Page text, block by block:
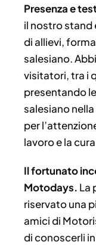
Presenza e
il nostro stand
di allievi,
salesiano.
visitatori, tra i
presentando
salesiano
per
lavoro e la
Il fortunato
Motodays. La
riservato una
amici di
di conoscerli